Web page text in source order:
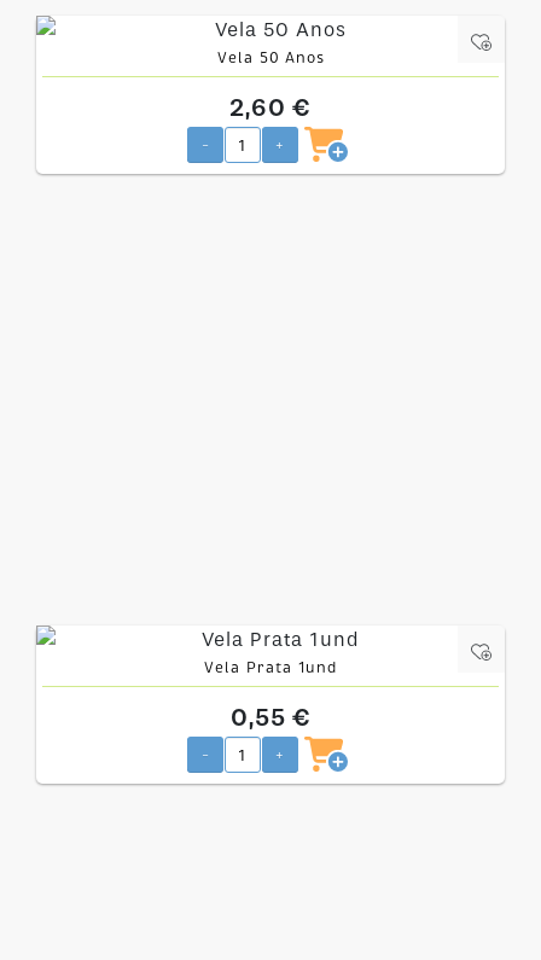
Vela 50 Anos
2,60 €
- +
Vela Prata 1und
0,55 €
- +